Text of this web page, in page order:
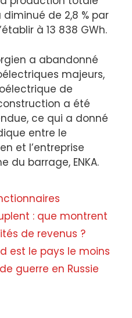
de 2,8 % par
à 13 838 GWh.
a abandonné
majeurs,
de
a été
ce qui a donné
entre le
et l’entreprise
du barrage, ENKA.
: que montrent
de revenus ?
est le pays le moins
guerre en Russie